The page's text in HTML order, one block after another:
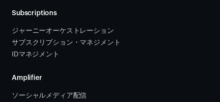
Subscriptions
ジャーニーオーケストレーション
サブスクリプション・マネジメント
IDマネジメント
Amplifier
ソーシャルメディア配信